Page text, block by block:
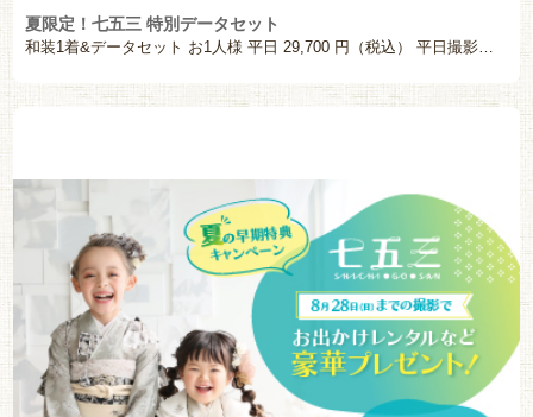
夏限定！七五三 特別データセット
和装1着&データセット お1人様 平日 29,700 円（税込） 平日撮影料＋和装1着＋美容 […]